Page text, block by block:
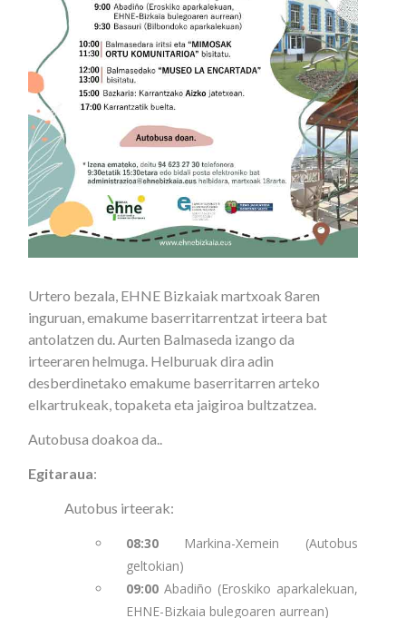
Urtero bezala, EHNE Bizkaiak martxoak 8aren
inguruan, emakume baserritarrentzat irteera bat
antolatzen du. Aurten Balmaseda izango da
irteeraren helmuga. Helburuak dira adin
desberdinetako emakume baserritarren arteko
elkartrukeak, topaketa eta jaigiroa bultzatzea.
Autobusa doakoa da..
Egitaraua:
Autobus irteerak:
08:30 Markina-Xemein (Autobus
geltokian)
09:00 Abadiño (Eroskiko aparkalekuan,
EHNE-Bizkaia bulegoaren aurrean)